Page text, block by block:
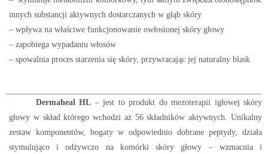
innych substancji aktywnych dostarczanych w głąb skóry
– wpływa na właściwe funkcjonowanie owłosionej skóry głowy
– zapobiega wypadaniu włosów
– spowalnia proces starzenia się skóry, przywracając jej naturalny blask
Dermaheal HL – jest to produkt do mezoterapii igłowej skóry
głowy w skład którego wchodzi aż 56 składników aktywnych. Unikalny
zestaw komponentów, bogaty w odpowiednio dobrane peptydy, działa
stymulująco i odżywczo na komórki skóry głowy – wzmacnia i